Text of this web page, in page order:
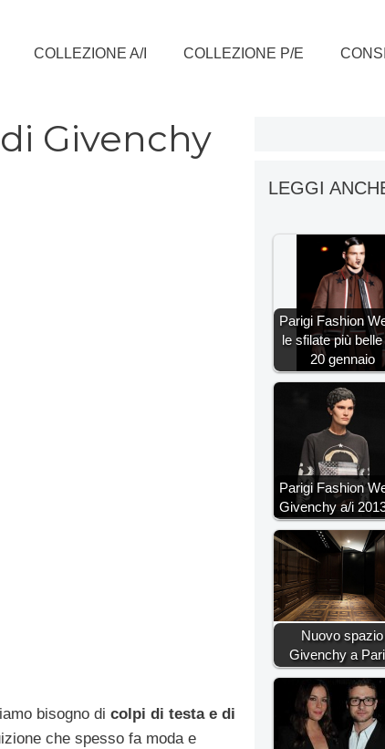
COLLEZIONE A/I COLLEZIONE P/E
Givenchy
bisogno di colpi di testa e di
che spesso fa moda e
LEGGI
Parigi Fashion
le sfilate più belle
20 gennaio
Parigi Fashion
Givenchy a/i
Nuovo spazio
Givenchy a